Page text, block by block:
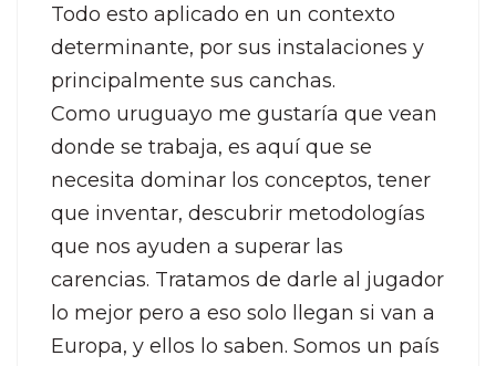
Todo esto aplicado en un contexto
determinante, por sus instalaciones y
principalmente sus canchas.
Como uruguayo me gustaría que vean
donde se trabaja, es aquí que se
necesita dominar los conceptos, tener
que inventar, descubrir metodologías
que nos ayuden a superar las
carencias. Tratamos de darle al jugador
lo mejor pero a eso solo llegan si van a
Europa, y ellos lo saben. Somos un país